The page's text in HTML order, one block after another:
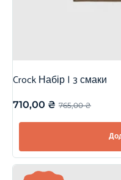
Crock Набір | 3 смаки
765,00₴
710,00 ₴